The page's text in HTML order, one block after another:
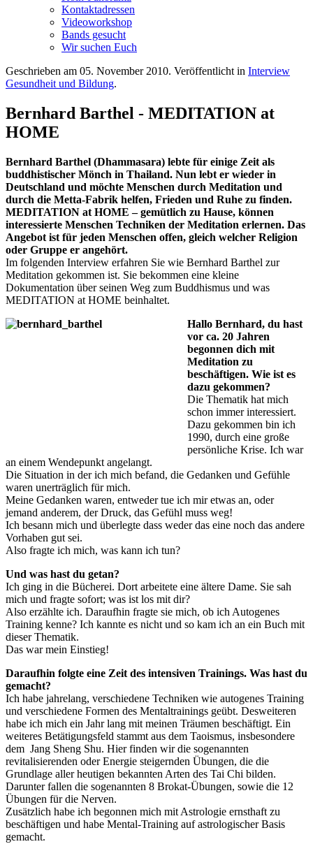
Kontaktadressen
Videoworkshop
Bands gesucht
Wir suchen Euch
Geschrieben am 05. November 2010. Veröffentlicht in Interview
Gesundheit und Bildung.
Bernhard Barthel - MEDITATION at
HOME
Bernhard Barthel (Dhammasara) lebte für einige Zeit als
buddhistischer Mönch in Thailand. Nun lebt er wieder in
Deutschland und möchte Menschen durch Meditation und
durch die Metta-Fabrik helfen, Frieden und Ruhe zu finden.
MEDITATION at HOME – gemütlich zu Hause, können
interessierte Menschen Techniken der Meditation erlernen. Das
Angebot ist für jeden Menschen offen, gleich welcher Religion
oder Gruppe er angehört.
Im folgenden Interview erfahren Sie wie Bernhard Barthel zur
Meditation gekommen ist. Sie bekommen eine kleine
Dokumentation über seinen Weg zum Buddhismus und was
MEDITATION at HOME beinhaltet.
Hallo Bernhard, du hast
vor ca. 20 Jahren
begonnen dich mit
Meditation zu
beschäftigen. Wie ist es
dazu gekommen?
Die Thematik hat mich
schon immer interessiert.
Dazu gekommen bin ich
1990, durch eine große
persönliche Krise. Ich war
an einem Wendepunkt angelangt.
Die Situation in der ich mich befand, die Gedanken und Gefühle
waren unerträglich für mich.
Meine Gedanken waren, entweder tue ich mir etwas an, oder
jemand anderem, der Druck, das Gefühl muss weg!
Ich besann mich und überlegte dass weder das eine noch das andere
Vorhaben gut sei.
Also fragte ich mich, was kann ich tun?
Und was hast du getan?
Ich ging in die Bücherei. Dort arbeitete eine ältere Dame. Sie sah
mich und fragte sofort; was ist los mit dir?
Also erzählte ich. Daraufhin fragte sie mich, ob ich Autogenes
Training kenne? Ich kannte es nicht und so kam ich an ein Buch mit
dieser Thematik.
Das war mein Einstieg!
Daraufhin folgte eine Zeit des intensiven Trainings. Was hast du
gemacht?
Ich habe jahrelang, verschiedene Techniken wie autogenes Training
und verschiedene Formen des Mentaltrainings geübt. Desweiteren
habe ich mich ein Jahr lang mit meinen Träumen beschäftigt. Ein
weiteres Betätigungsfeld stammt aus dem Taoismus, insbesondere
dem Jang Sheng Shu. Hier finden wir die sogenannten
revitalisierenden oder Energie steigernden Übungen, die die
Grundlage aller heutigen bekannten Arten des Tai Chi bilden.
Darunter fallen die sogenannten 8 Brokat-Übungen, sowie die 12
Übungen für die Nerven.
Zusätzlich habe ich begonnen mich mit Astrologie ernsthaft zu
beschäftigen und habe Mental-Training auf astrologischer Basis
gemacht.